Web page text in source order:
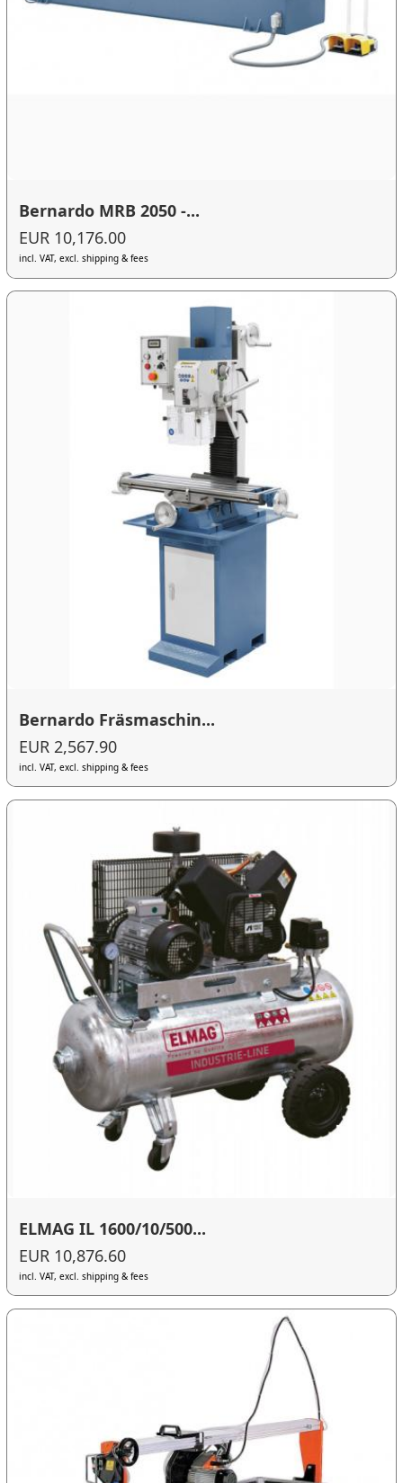
Bernardo MRB 2050 -...
EUR 10,176.00
incl. VAT, excl. shipping & fees
Bernardo Fräsmaschin...
EUR 2,567.90
incl. VAT, excl. shipping & fees
ELMAG IL 1600/10/500...
EUR 10,876.60
incl. VAT, excl. shipping & fees